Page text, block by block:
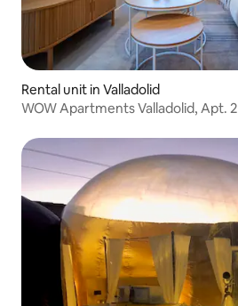
Rental unit in Valladolid
WOW Apartments Valladolid, Apt. 2